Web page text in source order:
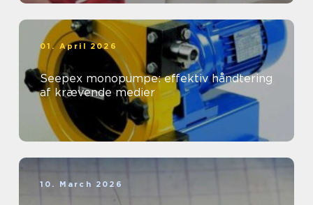
01. April 2026
Seepex monopumpe: effektiv håndtering
af krævende medier
10. March 2026